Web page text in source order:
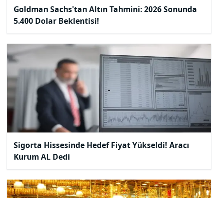
Goldman Sachs'tan Altın Tahmini: 2026 Sonunda
5.400 Dolar Beklentisi!
Sigorta Hissesinde Hedef Fiyat Yükseldi! Aracı
Kurum AL Dedi